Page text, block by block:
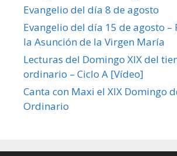
Evangelio del día 8 de agosto
Evangelio del día 15 de agosto –
la Asunción de la Virgen María
Lecturas del Domingo XIX del
ordinario – Ciclo A [Vídeo]
Canta con Maxi el XIX Domingo
Ordinario